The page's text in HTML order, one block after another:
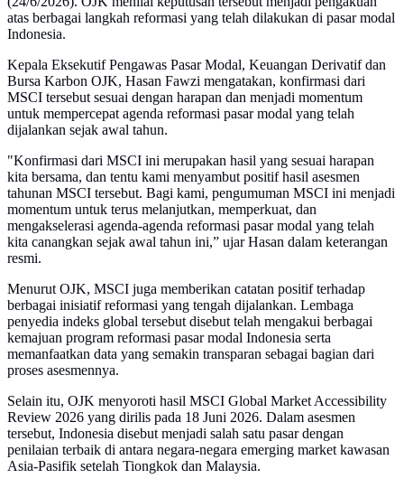
atas berbagai langkah reformasi yang telah dilakukan di pasar modal
Indonesia.
Kepala Eksekutif Pengawas Pasar Modal, Keuangan Derivatif dan
Bursa Karbon OJK, Hasan Fawzi mengatakan, konfirmasi dari
MSCI tersebut sesuai dengan harapan dan menjadi momentum
untuk mempercepat agenda reformasi pasar modal yang telah
dijalankan sejak awal tahun.
"Konfirmasi dari MSCI ini merupakan hasil yang sesuai harapan
kita bersama, dan tentu kami menyambut positif hasil asesmen
tahunan MSCI tersebut. Bagi kami, pengumuman MSCI ini menjadi
momentum untuk terus melanjutkan, memperkuat, dan
mengakselerasi agenda-agenda reformasi pasar modal yang telah
kita canangkan sejak awal tahun ini,” ujar Hasan dalam keterangan
resmi.
Menurut OJK, MSCI juga memberikan catatan positif terhadap
berbagai inisiatif reformasi yang tengah dijalankan. Lembaga
penyedia indeks global tersebut disebut telah mengakui berbagai
kemajuan program reformasi pasar modal Indonesia serta
memanfaatkan data yang semakin transparan sebagai bagian dari
proses asesmennya.
Selain itu, OJK menyoroti hasil MSCI Global Market Accessibility
Review 2026 yang dirilis pada 18 Juni 2026. Dalam asesmen
tersebut, Indonesia disebut menjadi salah satu pasar dengan
penilaian terbaik di antara negara-negara emerging market kawasan
Asia-Pasifik setelah Tiongkok dan Malaysia.